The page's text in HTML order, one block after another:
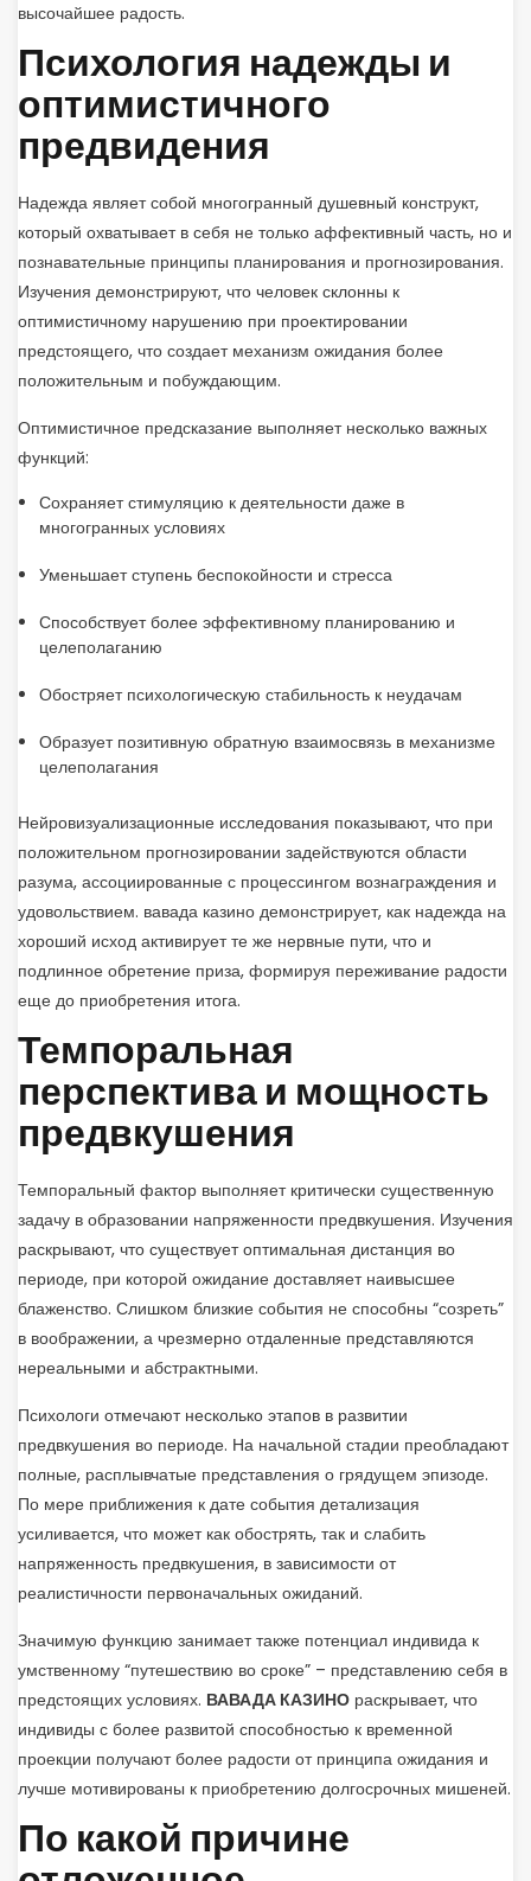
высочайшее радость.
Психология надежды и
оптимистичного
предвидения
Надежда являет собой многогранный душевный конструкт,
который охватывает в себя не только аффективный часть, но и
познавательные принципы планирования и прогнозирования.
Изучения демонстрируют, что человек склонны к
оптимистичному нарушению при проектировании
предстоящего, что создает механизм ожидания более
положительным и побуждающим.
Оптимистичное предсказание выполняет несколько важных
функций:
Сохраняет стимуляцию к деятельности даже в
многогранных условиях
Уменьшает ступень беспокойности и стресса
Способствует более эффективному планированию и
целеполаганию
Обостряет психологическую стабильность к неудачам
Образует позитивную обратную взаимосвязь в механизме
целеполагания
Нейровизуализационные исследования показывают, что при
положительном прогнозировании задействуются области
разума, ассоциированные с процессингом вознаграждения и
удовольствием. вавада казино демонстрирует, как надежда на
хороший исход активирует те же нервные пути, что и
подлинное обретение приза, формируя переживание радости
еще до приобретения итога.
Темпоральная
перспектива и мощность
предвкушения
Темпоральный фактор выполняет критически существенную
задачу в образовании напряженности предвкушения. Изучения
раскрывают, что существует оптимальная дистанция во
периоде, при которой ожидание доставляет наивысшее
блаженство. Слишком близкие события не способны “созреть”
в воображении, а чрезмерно отдаленные представляются
нереальными и абстрактными.
Психологи отмечают несколько этапов в развитии
предвкушения во периоде. На начальной стадии преобладают
полные, расплывчатые представления о грядущем эпизоде.
По мере приближения к дате события детализация
усиливается, что может как обострять, так и слабить
напряженность предвкушения, в зависимости от
реалистичности первоначальных ожиданий.
Значимую функцию занимает также потенциал индивида к
умственному “путешествию во сроке” – представлению себя в
предстоящих условиях. ВАВАДА КАЗИНО раскрывает, что
индивиды с более развитой способностью к временной
проекции получают более радости от принципа ожидания и
лучше мотивированы к приобретению долгосрочных мишеней.
По какой причине